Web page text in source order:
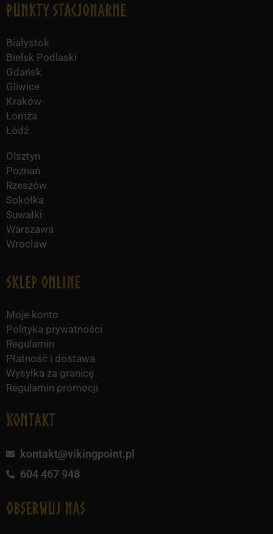
Punkty Stacjonarne
Białystok
Bielsk Podlaski
Gdańsk
Gliwice
Kraków
Łomża
Łódź
Olsztyn
Poznań
Rzeszów
Sokółka
Suwałki
Warszawa
Wrocław
Sklep online
Moje konto
Polityka prywatności
Regulamin
Płatność i dostawa
Wysyłka za granicę
Regulamin promocji
KONTAKT
kontakt@vikingpoint.pl
604 467 948
obserwuj nas